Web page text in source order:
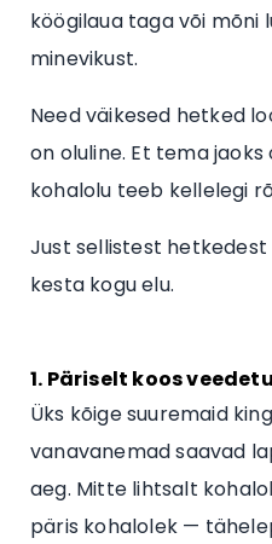
köögilaua taga või mõni
minevikust.
Need väikesed hetked
on oluline. Et tema
kohalolu teeb kellelegi
Just sellistest hetkedest
kesta kogu elu.
1. Päriselt koos
Üks kõige suuremaid
vanavanemad saavad
aeg. Mitte lihtsalt
päris kohalolek —